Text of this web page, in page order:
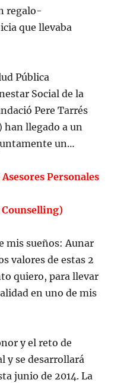
regalo-
que llevaba
Pública
Social de la
Pere Tarrés
han llegado a un
un…
Personales
Counselling)
mis sueños: Aunar
valores de estas 2
quiero, para llevar
en uno de mis
y el reto de
y se desarrollará
junio de 2014. La